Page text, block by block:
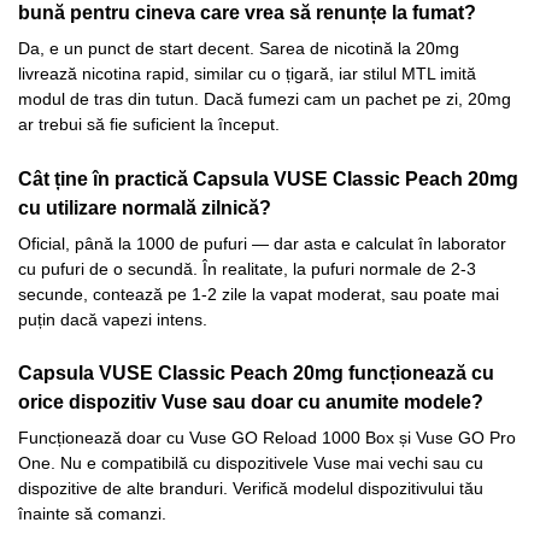
bună pentru cineva care vrea să renunțe la fumat?
Da, e un punct de start decent. Sarea de nicotină la 20mg
livrează nicotina rapid, similar cu o țigară, iar stilul MTL imită
modul de tras din tutun. Dacă fumezi cam un pachet pe zi, 20mg
ar trebui să fie suficient la început.
Cât ține în practică Capsula VUSE Classic Peach 20mg
cu utilizare normală zilnică?
Oficial, până la 1000 de pufuri — dar asta e calculat în laborator
cu pufuri de o secundă. În realitate, la pufuri normale de 2-3
secunde, contează pe 1-2 zile la vapat moderat, sau poate mai
puțin dacă vapezi intens.
Capsula VUSE Classic Peach 20mg funcționează cu
orice dispozitiv Vuse sau doar cu anumite modele?
Funcționează doar cu Vuse GO Reload 1000 Box și Vuse GO Pro
One. Nu e compatibilă cu dispozitivele Vuse mai vechi sau cu
dispozitive de alte branduri. Verifică modelul dispozitivului tău
înainte să comanzi.